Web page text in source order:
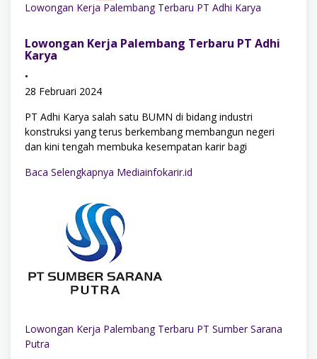
Lowongan Kerja Palembang Terbaru PT Adhi Karya
Lowongan Kerja Palembang Terbaru PT Adhi
Karya
•
28 Februari 2024
PT Adhi Karya salah satu BUMN di bidang industri
konstruksi yang terus berkembang membangun negeri
dan kini tengah membuka kesempatan karir bagi
Baca Selengkapnya Mediainfokarir.id
Lowongan Kerja Palembang Terbaru PT Sumber Sarana
Putra